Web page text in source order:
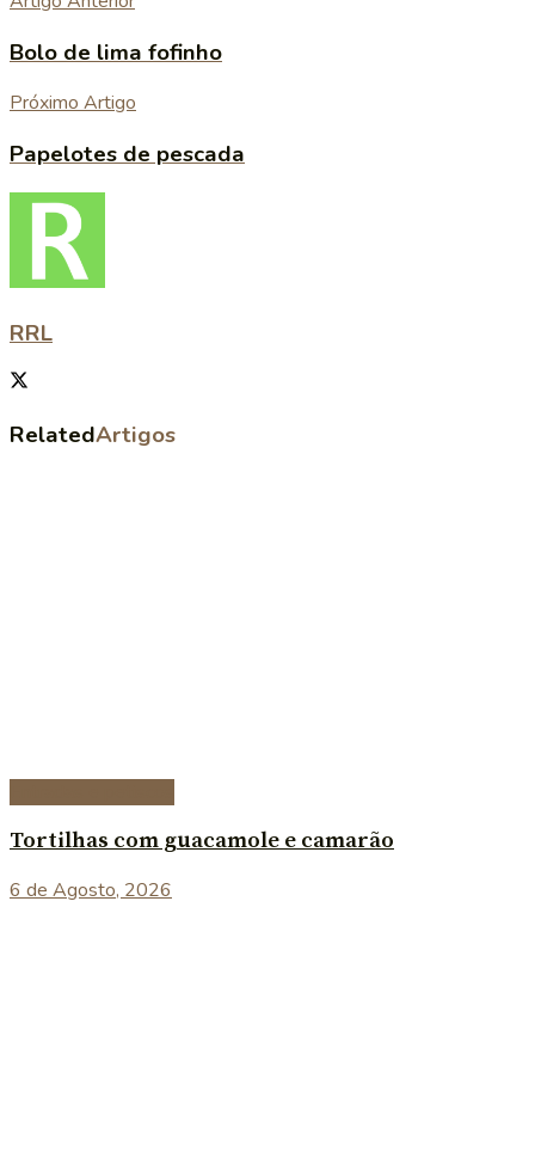
Bolo de lima fofinho
Próximo Artigo
Papelotes de pescada
RRL
RelatedArtigos
Tortilhas com guacamole e camarão
6 de Agosto, 2026